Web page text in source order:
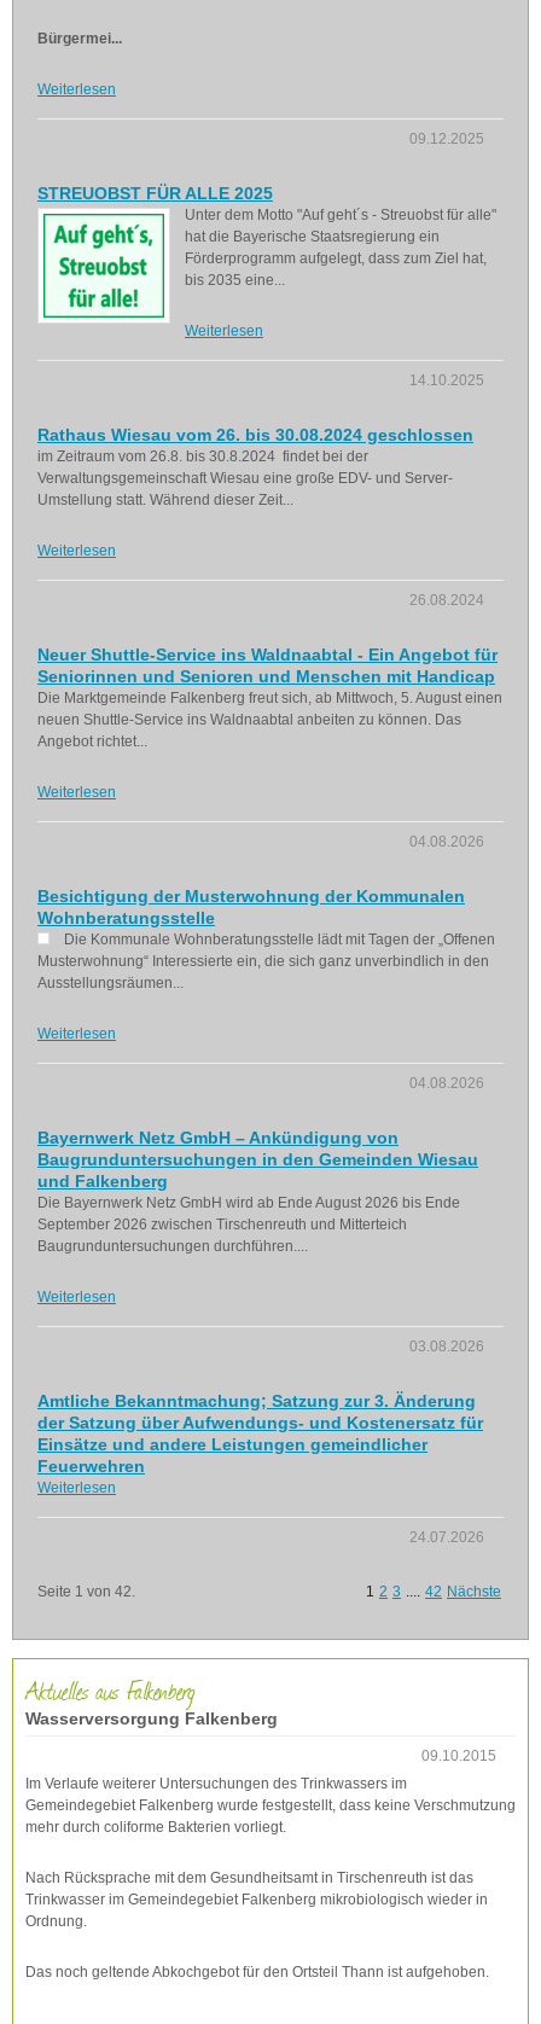
Bürgermei...
Weiterlesen
09.12.2025
STREUOBST FÜR ALLE 2025
Unter dem Motto "Auf geht´s - Streuobst für alle"
hat die Bayerische Staatsregierung ein
Förderprogramm aufgelegt, dass zum Ziel hat,
bis 2035 eine...
Weiterlesen
14.10.2025
Rathaus Wiesau vom 26. bis 30.08.2024 geschlossen
im Zeitraum vom 26.8. bis 30.8.2024 findet bei der
Verwaltungsgemeinschaft Wiesau eine große EDV- und Server-
Umstellung statt. Während dieser Zeit...
Weiterlesen
26.08.2024
Neuer Shuttle-Service ins Waldnaabtal - Ein Angebot für
Seniorinnen und Senioren und Menschen mit Handicap
Die Marktgemeinde Falkenberg freut sich, ab Mittwoch, 5. August einen
neuen Shuttle-Service ins Waldnaabtal anbeiten zu können. Das
Angebot richtet...
Weiterlesen
04.08.2026
Besichtigung der Musterwohnung der Kommunalen
Wohnberatungsstelle
Die Kommunale Wohnberatungsstelle lädt mit Tagen der „Offenen
Musterwohnung“ Interessierte ein, die sich ganz unverbindlich in den
Ausstellungsräumen...
Weiterlesen
04.08.2026
Bayernwerk Netz GmbH – Ankündigung von
Baugrunduntersuchungen in den Gemeinden Wiesau
und Falkenberg
Die Bayernwerk Netz GmbH wird ab Ende August 2026 bis Ende
September 2026 zwischen Tirschenreuth und Mitterteich
Baugrunduntersuchungen durchführen....
Weiterlesen
03.08.2026
Amtliche Bekanntmachung; Satzung zur 3. Änderung
der Satzung über Aufwendungs- und Kostenersatz für
Einsätze und andere Leistungen gemeindlicher
Feuerwehren
Weiterlesen
24.07.2026
Seite 1 von 42. 1 2 3 .... 42 Nächste
Aktuelles aus Falkenberg
Wasserversorgung Falkenberg
09.10.2015
Im Verlaufe weiterer Untersuchungen des Trinkwassers im
Gemeindegebiet Falkenberg wurde festgestellt, dass keine Verschmutzung
mehr durch coliforme Bakterien vorliegt.
Nach Rücksprache mit dem Gesundheitsamt in Tirschenreuth ist das
Trinkwasser im Gemeindegebiet Falkenberg mikrobiologisch wieder in
Ordnung.
Das noch geltende Abkochgebot für den Ortsteil Thann ist aufgehoben.